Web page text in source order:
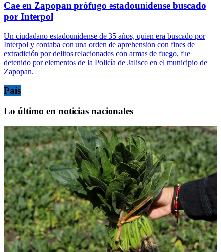
Cae en Zapopan prófugo estadounidense buscado
por Interpol
Un ciudadano estadounidense de 35 años, quien era buscado por
Interpol y contaba con una orden de aprehensión con fines de
extradición por delitos relacionados con armas de fuego, fue
detenido por elementos de la Policía de Jalisco en el municipio de
Zapopan.
País
Lo último en noticias nacionales